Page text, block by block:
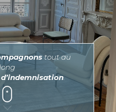
tout au
.